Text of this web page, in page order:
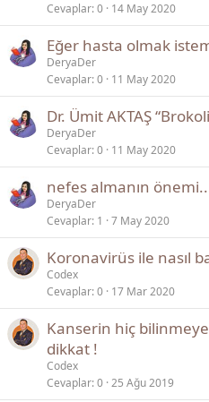
Cevaplar 0 14 May 2020
Eğer hasta olmak
DeryaDer
Cevaplar 0 11 May 2020
Dr. Ümit AKTAŞ
DeryaDer
Cevaplar 0 11 May 2020
nefes almanın
DeryaDer
Cevaplar 1 7 May 2020
Koronavirüs ile nasıl
Codex
Cevaplar 0 17 Mar 2020
Kanserin hiç
dikkat !
Codex
Cevaplar 0 25 Ağu 2019